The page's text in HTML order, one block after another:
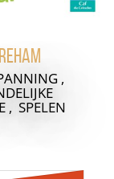
,
, SPELEN